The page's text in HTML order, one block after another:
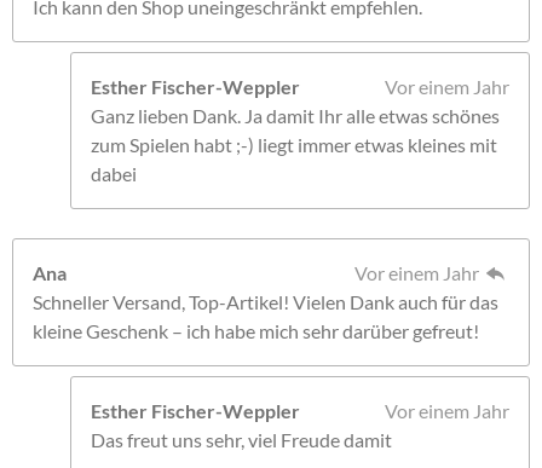
Ich kann den Shop uneingeschränkt empfehlen.
Esther Fischer-Weppler
Vor einem Jahr
Ganz lieben Dank. Ja damit Ihr alle etwas schönes
zum Spielen habt ;-) liegt immer etwas kleines mit
dabei
Ana
Vor einem Jahr
Schneller Versand, Top-Artikel! Vielen Dank auch für das
kleine Geschenk – ich habe mich sehr darüber gefreut!
Esther Fischer-Weppler
Vor einem Jahr
Das freut uns sehr, viel Freude damit